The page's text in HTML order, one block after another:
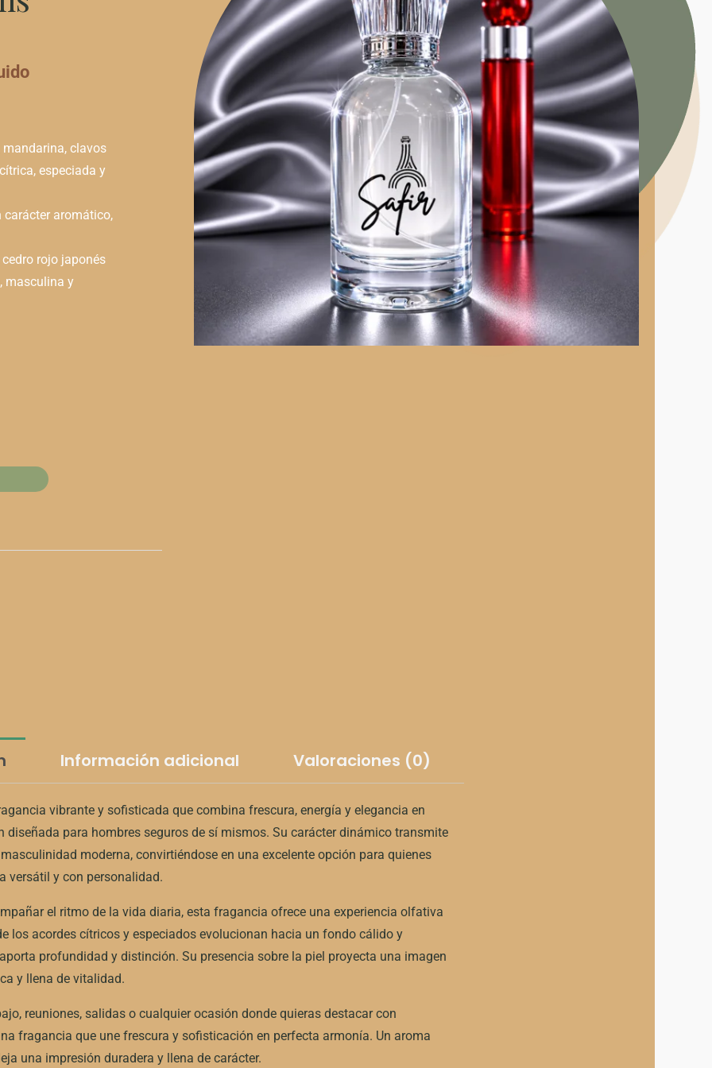
mandarina, clavos
especiada y
carácter aromático,
rojo japonés
masculina y
Información adicional Valoraciones (0)
vibrante y sofisticada que combina frescura, energía y elegancia en
diseñada para hombres seguros de sí mismos. Su carácter dinámico transmite
moderna, convirtiéndose en una excelente opción para quienes
versátil y con personalidad.
el ritmo de la vida diaria, esta fragancia ofrece una experiencia olfativa
los acordes cítricos y especiados evolucionan hacia un fondo cálido y
profundidad y distinción. Su presencia sobre la piel proyecta una imagen
y llena de vitalidad.
reuniones, salidas o cualquier ocasión donde quieras destacar con
fragancia que une frescura y sofisticación en perfecta armonía. Un aroma
una impresión duradera y llena de carácter.